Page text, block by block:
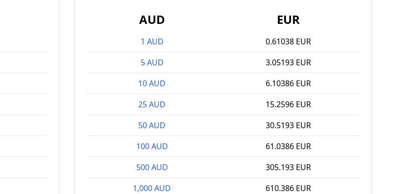
AUD EUR
1 AUD
0.61038 EUR
5 AUD
3.05193 EUR
10 AUD
6.10386 EUR
25 AUD
15.2596 EUR
50 AUD
30.5193 EUR
100 AUD
61.0386 EUR
500 AUD
305.193 EUR
1,000 AUD
610.386 EUR